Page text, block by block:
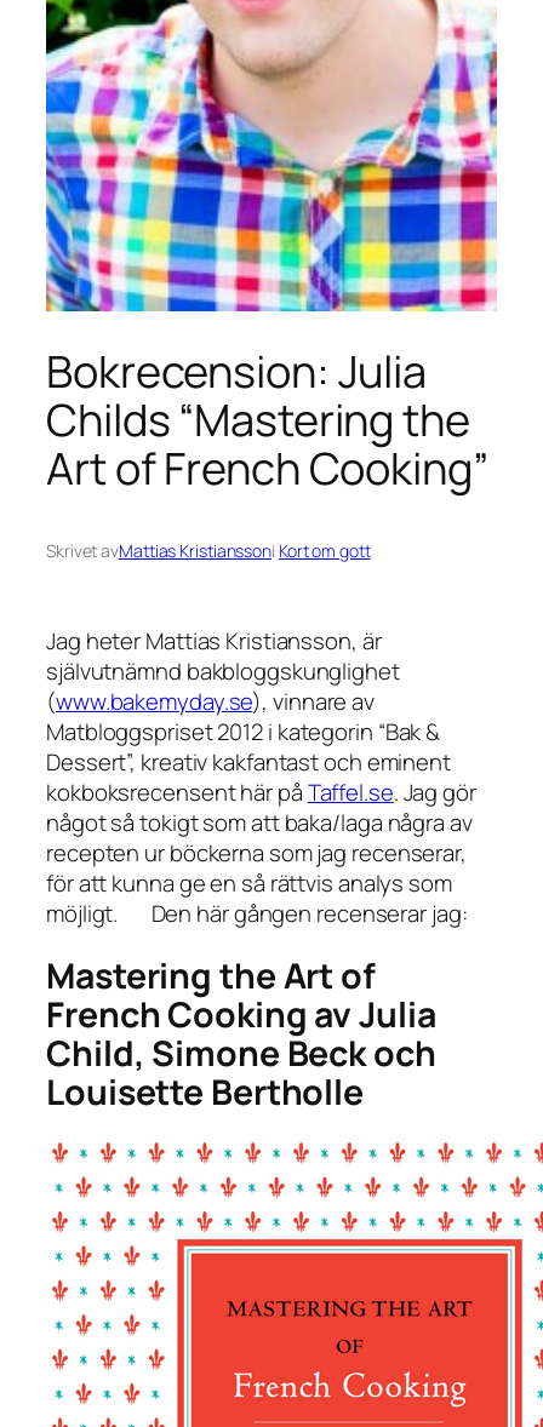
Bokrecension: Julia
Childs “Mastering the
Art of French Cooking”
Skrivet avMattias Kristianssoni Kort om gott
Jag heter Mattias Kristiansson, är
självutnämnd bakbloggskunglighet
(www.bakemyday.se), vinnare av
Matbloggspriset 2012i kategorin “Bak &
Dessert”, kreativ kakfantast och eminent
kokboksrecensent här påTaffel.se. Jag gör
något så tokigt som att baka/laga några av
recepten ur böckerna som jag recenserar,
för att kunna ge en så rättvis analys som
möjligt.
Den här gången recenserar jag:
Mastering the Art of
French Cooking av Julia
Child, Simone Beck och
Louisette Bertholle